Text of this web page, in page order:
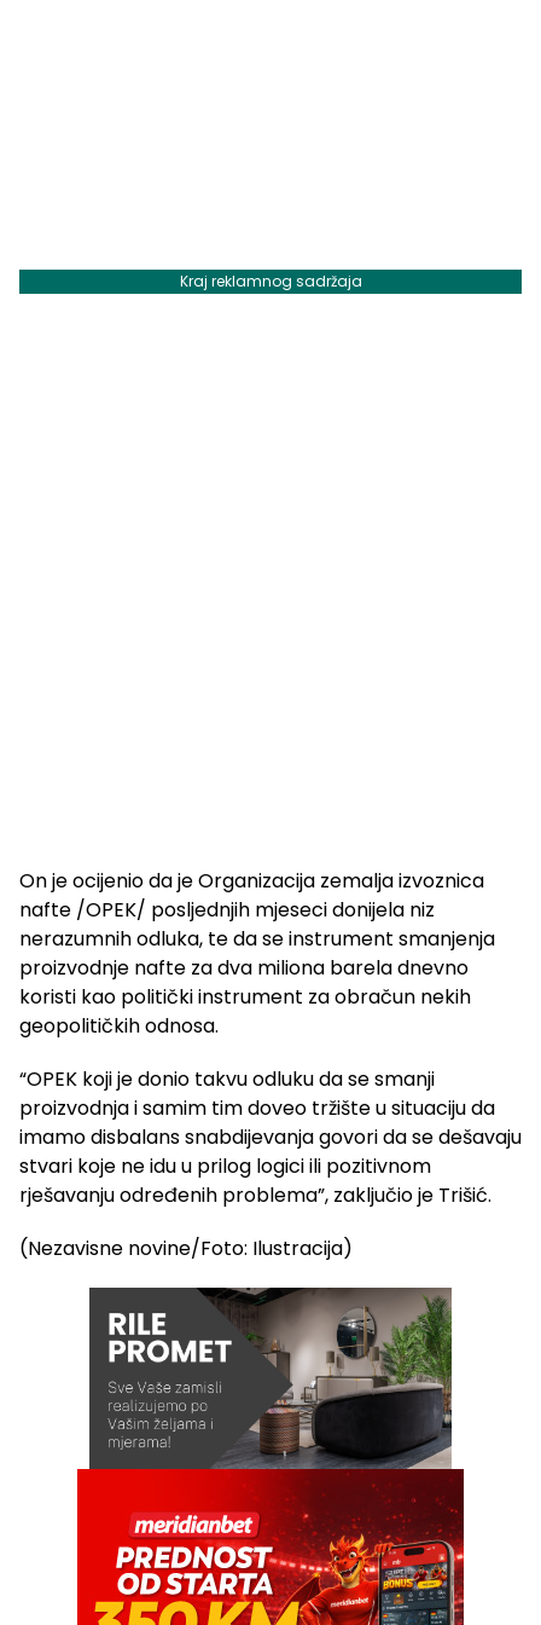
Kraj reklamnog sadržaja
On je ocijenio da je Organizacija zemalja izvoznica
nafte /OPEK/ posljednjih mjeseci donijela niz
nerazumnih odluka, te da se instrument smanjenja
proizvodnje nafte za dva miliona barela dnevno
koristi kao politički instrument za obračun nekih
geopolitičkih odnosa.
“OPEK koji je donio takvu odluku da se smanji
proizvodnja i samim tim doveo tržište u situaciju da
imamo disbalans snabdijevanja govori da se dešavaju
stvari koje ne idu u prilog logici ili pozitivnom
rješavanju određenih problema”, zaključio je Trišić.
(Nezavisne novine/Foto: Ilustracija)